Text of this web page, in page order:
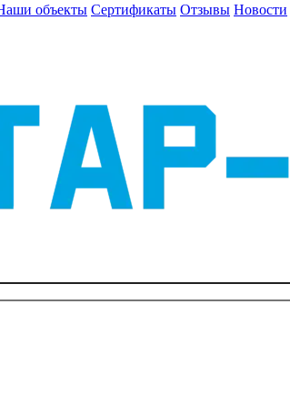
объекты Сертификаты Отзывы Новости